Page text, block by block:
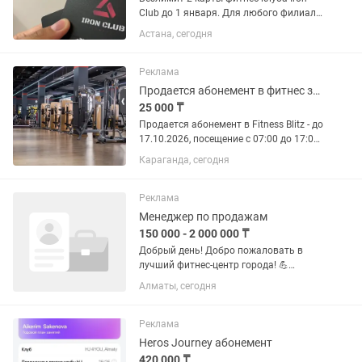
Club до 1 января. Для любого филиала
этого фитнес клуба!
Астана, сегодня
Реклама
Продается абонемент в фитнес зал
25 000 ₸
Продается абонемент в Fitness Blitz - до
17.10.2026, посещение с 07:00 до 17:00,
все групповые занятия входят в
стоимость. Переоформление
Караганда, сегодня
Реклама
Менеджер по продажам
150 000 - 2 000 000 ₸
Добрый день! Добро пожаловать в
лучший фитнес-центр города! 💪
Работа в фитнес-центре “PYRAMID
до 22:00 📌 Воскресенье —...
Алматы, сегодня
Реклама
Heros Journey абонемент